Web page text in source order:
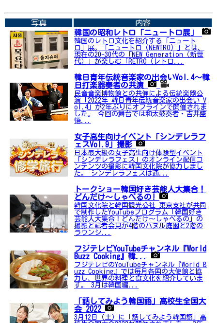
写真
内容
韓国の昭和レトロ「ニュートロ展」
韓国のレトロ文化を紹介する「ニュート
ロ」展。「ニュートロ（NEWTRO）」とは、
現在の20-30代の「NEW Generation（新世
代）」が楽しむ「RETRO（レトロ...
韓日青年伝統音楽家の出会いVol.4～韓
日打楽器奏者の共演
民音音楽博物館との共催による伝統楽器公
演「2022年 韓日青年伝統音楽家の出会い V
ol.4」が2年ぶりにオフラインで開催されま
した。 今回の舞台では和太鼓奏者・吉井盛
悟...
女子高生向けイベント「シンデレラフ
ェスVol.9」撮影
日本最大級の女子高生向け体験型イベント
「シンデレラフェス」のオンライン配信コ
ンテンツの撮影に韓国文化院が協力しまし
た。 シンデレラフェスは通...
トークショー韓国好き芸能人大集合！
どんだけ～しゃべるの!
韓国文化院と韓国観光公社 東京支社が共同
で制作したYouTubeプログラム「韓国好き
芸能人大集合！どんだけ～しゃべるの」の
撮影と記者会見が4階のハヌル庭園と2階の
ラウンジ...
フジテレビYouTubeチャンネル『World
Buzz Cooking』韓...
フジテレビのYouTubeチャンネル『World B
uzz Cooking』では毎月各国の大使館と協
力し、世界の料理と食文化を紹介していま
す。 3月は韓国編...
「話してみよう韓国語」高校生全国大
会 2022
3月12日（土）に「話してみよう韓国語」高